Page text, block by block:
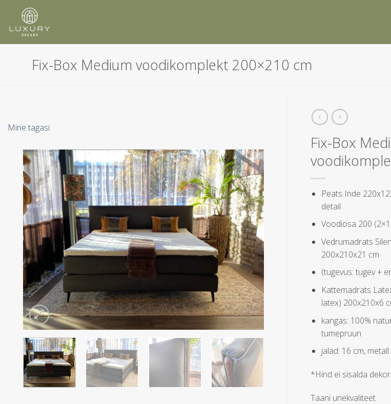
content
Fix-Box Medium voodikomplekt 200×210 cm
Mine tagasi
Fix-Box
Peats Inde
detail
Voodiosa 200
Vedrumadrats
200x210x21 cm
(tugevus: tugev +
Kattemadrats
latex) 200x210x6
kangas: 100%
tumepruun
jalad: 16 cm, metall
*Hind ei sisalda
Taani unekvaliteet